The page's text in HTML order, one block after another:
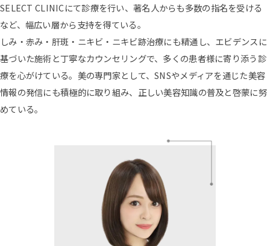
SELECT CLINICにて診療を行い、著名人からも多数の指名を受ける
など、幅広い層から支持を得ている。
しみ・赤み・肝斑・ニキビ・ニキビ跡治療にも精通し、エビデンスに
基づいた施術と丁寧なカウンセリングで、多くの患者様に寄り添う診
療を心がけている。美の専門家として、SNSやメディアを通じた美容
情報の発信にも積極的に取り組み、正しい美容知識の普及と啓蒙に努
めている。